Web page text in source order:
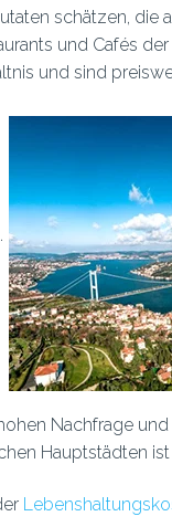
schätzen, die
und Cafés
und sind
Nachfrage
Hauptstädten